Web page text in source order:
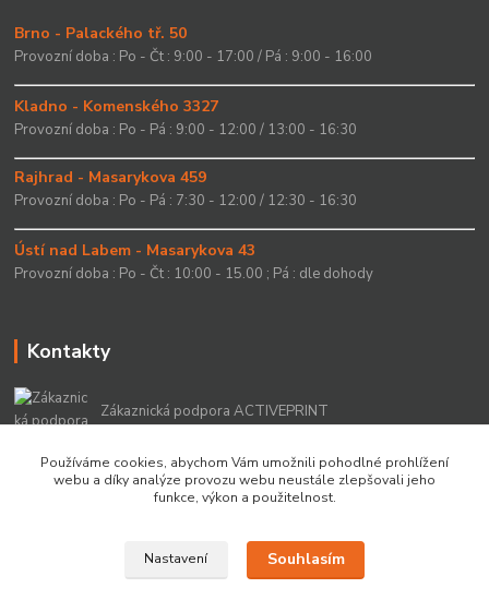
Brno - Palackého tř. 50
Provozní doba : Po - Čt : 9:00 - 17:00 / Pá : 9:00 - 16:00
Kladno - Komenského 3327
Provozní doba : Po - Pá : 9:00 - 12:00 / 13:00 - 16:30
Rajhrad - Masarykova 459
Provozní doba : Po - Pá : 7:30 - 12:00 / 12:30 - 16:30
Ústí nad Labem - Masarykova 43
Provozní doba : Po - Čt : 10:00 - 15.00 ; Pá : dle dohody
Kontakty
Zákaznická podpora ACTIVEPRINT
+420 549 213 756
info@activeprint.cz
Používáme cookies, abychom Vám umožnili pohodlné prohlížení
webu a díky analýze provozu webu neustále zlepšovali jeho
funkce, výkon a použitelnost.
Nastavení Souhlasím